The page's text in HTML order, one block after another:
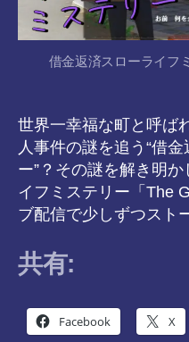
借金返済スローライフ
世界一幸福な町と呼ば
人事件の謎を追う“借
ー”？その謎を解き明
イフミステリー「The
ブ配信で少しずつスト
共有:
Facebook X